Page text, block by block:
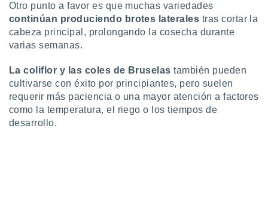
en
en
de
Otro punto a favor es que muchas variedades
continúan produciendo brotes laterales tras cortar la
cabeza principal, prolongando la cosecha durante
varias semanas.
La coliflor y las coles de Bruselas también pueden
cultivarse con éxito por principiantes, pero suelen
requerir más paciencia o una mayor atención a factores
como la temperatura, el riego o los tiempos de
desarrollo.